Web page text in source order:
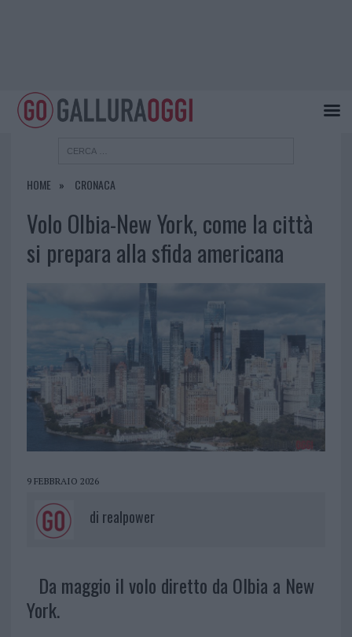
HOME CRONACA
Volo Olbia-New York, come la città
si prepara alla sfida americana
9 FEBBRAIO 2026
di realpower
Da maggio il volo diretto da Olbia a New
York.